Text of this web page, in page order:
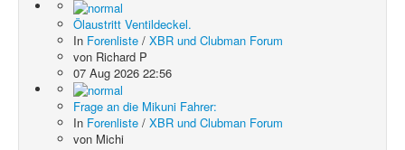
Ölaustritt Ventildeckel.
In Forenliste / XBR und Clubman Forum
von Richard P
07 Aug 2026 22:56
Frage an die Mikuni Fahrer:
In Forenliste / XBR und Clubman Forum
von Michi